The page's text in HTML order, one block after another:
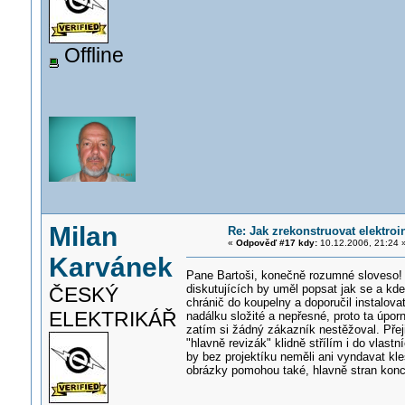
Offline
Milan
Karvánek
ČESKÝ
ELEKTRIKÁŘ
Re: Jak zrekonstruovat
« Odpověď #17 kdy:10.12.2006, 21:24
Pane Bartoši, konečně rozumné
diskutujících by uměl popsat jak se a
chránič do koupelny a doporučil
nadálku složité a nepřesné, proto ta
zatím si žádný zákazník nestěžoval.
"hlavně revizák" klidně střílím i do
by bez projektíku neměli ani vyndavat
obrázky pomohou také, hlavně stran